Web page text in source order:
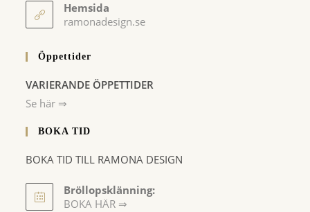
Hemsida
ramonadesign.se
Öppettider
VARIERANDE ÖPPETTIDER
Se här ⇒
BOKA TID
BOKA TID TILL RAMONA DESIGN
Bröllopsklänning:
BOKA HÄR ⇒